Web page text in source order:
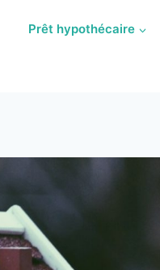
Prêt hypothécaire